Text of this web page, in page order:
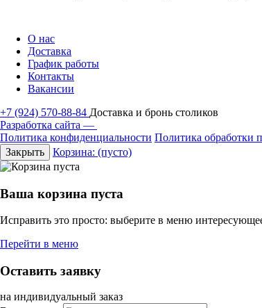
О нас
Доставка
График работы
Контакты
Вакансии
+7 (924) 570-88-84 Доставка и бронь столиков
Разработка сайта —
Политика конфиденциальности Политика обработки
Закрыть
Корзина: (пусто)
Ваша корзина пуста
Исправить это просто: выберите в меню
Перейти в меню
Оставить заявку
на индивидуальный заказ